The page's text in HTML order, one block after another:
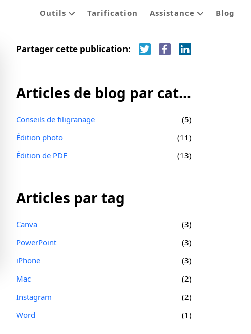
Outils Tarification Assistance Blog
Partager cette publication:
Articles de blog par catégorie
Conseils de filigranage
(5)
Édition photo
(11)
Édition de PDF
(13)
Articles par tag
Canva
(3)
PowerPoint
(3)
iPhone
(3)
Mac
(2)
Instagram
(2)
Word
(1)